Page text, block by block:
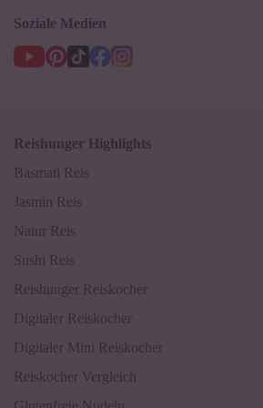
Soziale Medien
Reishunger Highlights
Basmati Reis
Jasmin Reis
Natur Reis
Sushi Reis
Reishunger Reiskocher
Digitaler Reiskocher
Digitaler Mini Reiskocher
Reiskocher Vergleich